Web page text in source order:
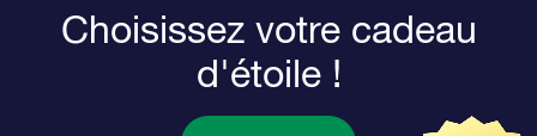
Choisissez votre cadeau
d'étoile !